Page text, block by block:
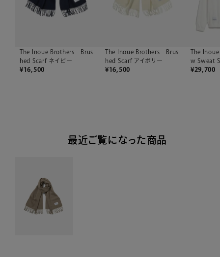
The Inoue Brothers Brus
hed Scarf ネイビー
¥16,500
The Inoue Brothers Brus
hed Scarf アイボリー
¥16,500
The
w Sweat
¥29,700
最近ご覧になった商品